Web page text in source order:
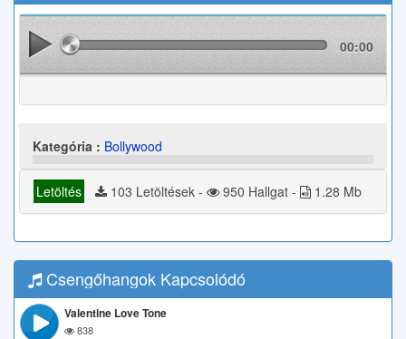
00:00
Kategória : Bollywood
Letöltés 103 Letöltések - 950 Hallgat - 1.28 Mb
Csengőhangok Kapcsolódó
Valentine Love Tone
838